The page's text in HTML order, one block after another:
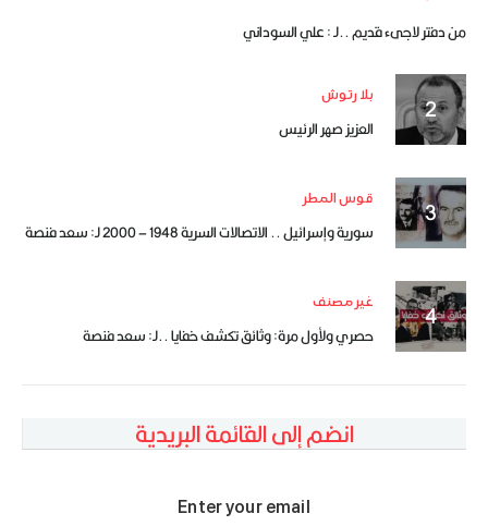
من دفتر لاجىء قديم ..لـ : علي السوداني
بلا رتوش
العزيز صهر الرئيس
قوس المطر
سورية وإسرائيل .. الاتصالات السرية 1948 – 2000 لـ: سعد فنصة
غير مصنف
حصري ولأول مرة: وثائق تكشف خفايا ..لـ: سعد فنصة
انضم إلى القائمة البريدية